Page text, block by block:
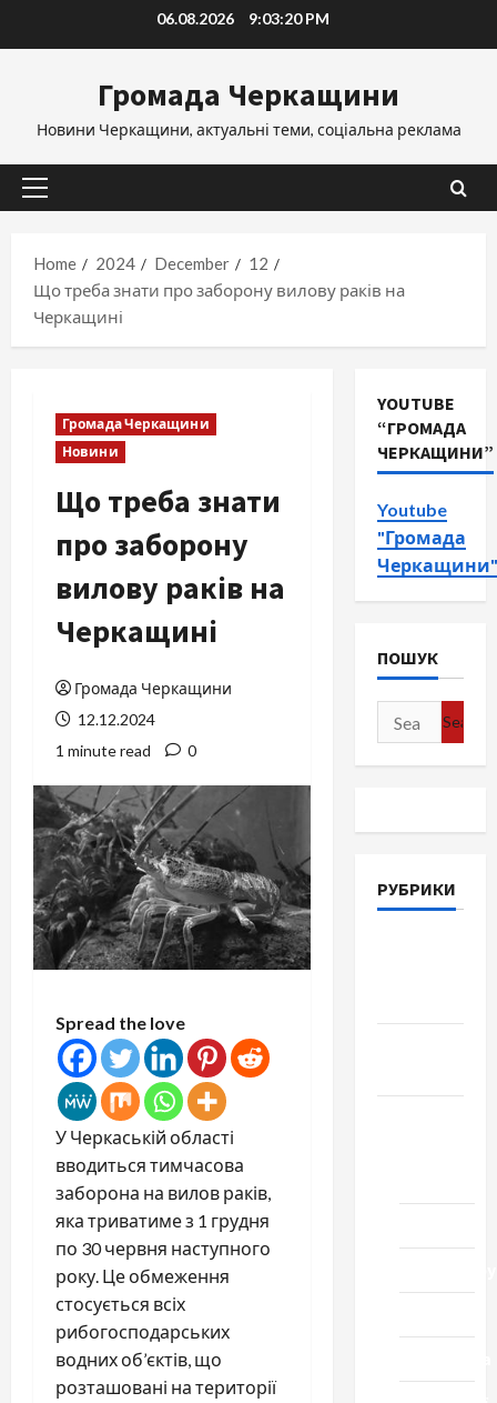
06.08.2026 9:03:20 PM
Громада Черкащини
Новини Черкащини, актуальні теми, соціальна реклама
Primary
Home
2024 December
12
Що треба знати про заборону вилову раків на
Черкащині
Громада Черкащини
Новини
Що треба знати
про заборону
вилову раків на
Черкащині
Громада Черкащини
12.12.2024
1 minute read
0
Spread the love
У Черкаській області
вводиться тимчасова
заборона на вилов раків,
яка триватиме з 1 грудня
по 30 червня наступного
року. Це обмеження
стосується всіх
рибогосподарських
водних об’єктів, що
розташовані на території
YOUTUBE
“ГРОМАДА
ЧЕРКАЩИНИ”
Youtube
"Громада
Черкащини"
ПОШУК
Search
for:
РУБРИКИ